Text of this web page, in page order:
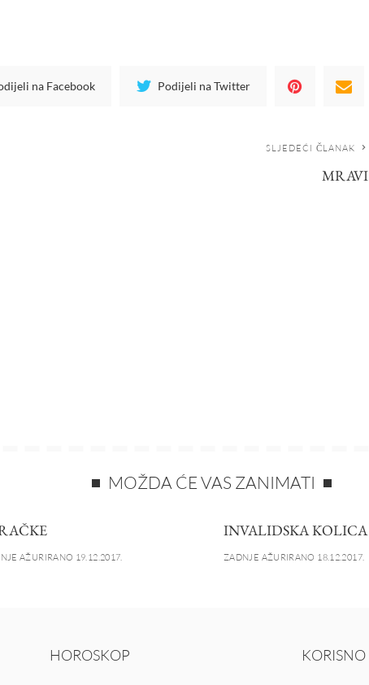
na Facebook Podijeli na Twitter
SLJEDEĆI ČLANAK
MRAVI
MOŽDA ĆE VAS ZANIMATI
AŽURIRANO 19.12.2017.
INVALIDSKA KOLICA
ZADNJE AŽURIRANO 18.12.2017.
HOROSKOP KORISNO